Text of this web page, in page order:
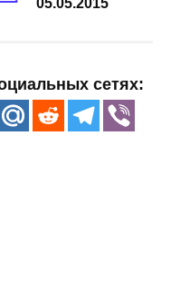
сетях: